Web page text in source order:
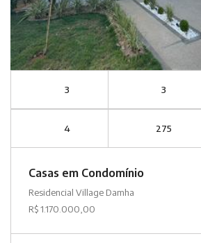
3 3
4 275
Casas em Condomínio
Residencial Village Damha
R$ 1.170.000,00